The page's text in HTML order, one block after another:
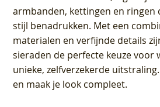
armbanden, kettingen en ringen
stijl benadrukken. Met een
materialen en verfijnde details
sieraden de perfecte keuze voor
unieke, zelfverzekerde
en maak je look compleet.